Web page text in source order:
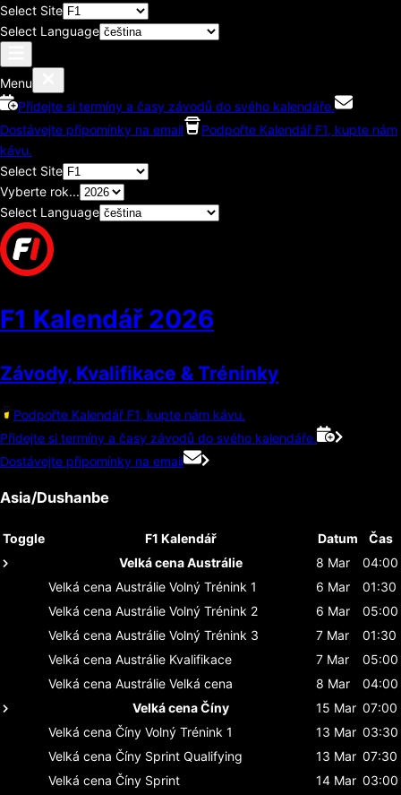
Select Site
Select Language
Menu
Přidejte si termíny a časy závodů do svého kalendáře.
Dostávejte připomínky na email
Podpořte Kalendář F1, kupte nám
kávu.
Select Site
Vyberte rok...
Select Language
F1 Kalendář 2026
Závody, Kvalifikace & Tréninky
Podpořte Kalendář F1, kupte nám kávu.
Přidejte si termíny a časy závodů do svého kalendáře.
Dostávejte připomínky na email
Asia/Dushanbe
Toggle F1 Kalendář Datum
Čas
Velká cena Austrálie
8 Mar
04:00
Velká cena Austrálie Volný Trénink 1 6 Mar
01:30
Velká cena Austrálie Volný Trénink 2 6 Mar
05:00
Velká cena Austrálie Volný Trénink 3 7 Mar
01:30
Velká cena Austrálie Kvalifikace 7 Mar
05:00
Velká cena Austrálie Velká cena 8 Mar
04:00
Velká cena Číny
15 Mar 07:00
Velká cena Číny Volný Trénink 1 13 Mar 03:30
Velká cena Číny Sprint Qualifying 13 Mar 07:30
Velká cena Číny Sprint 14 Mar 03:00